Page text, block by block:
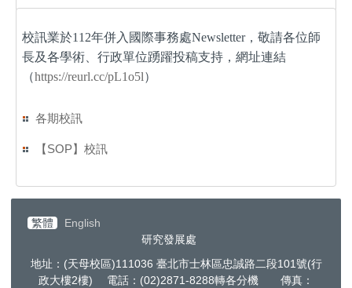
校訊業於112年併入國際事務處Newsletter，敬請各位師
長及各學術、行政單位踴躍投稿支持，網址連結
（https://reurl.cc/pL1o5l）
各期校訊
【SOP】校訊
繁體
English
研究發展處
地址：(天母校區)111036 臺北市士林區忠誠路二段101號(行
政大樓2樓) 電話：(02)2871-8288轉各分機 傳真：